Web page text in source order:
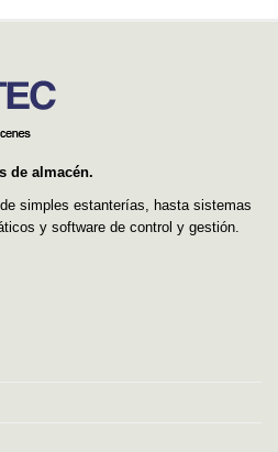
de almacén.
simples estanterías, hasta sistemas
y software de control y gestión.